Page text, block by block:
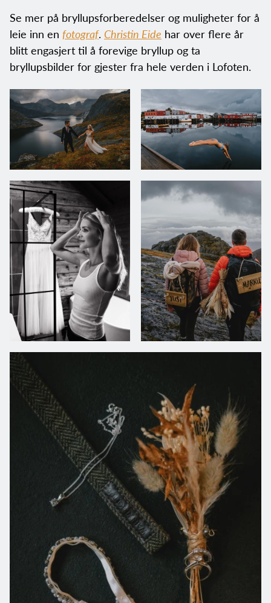
Se mer på bryllupsforberedelser og muligheter for å
leie inn en fotograf. Christin Eide har over flere år
blitt engasjert til å forevige bryllup og ta
bryllupsbilder for gjester fra hele verden i Lofoten.